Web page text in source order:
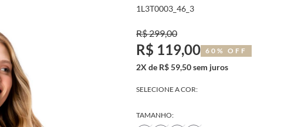
1L3T0003_46_3
R$ 299,00
R$ 119,00 60% OFF
2X de R$ 59,50 sem juros
SELECIONE A COR:
TAMANHO: